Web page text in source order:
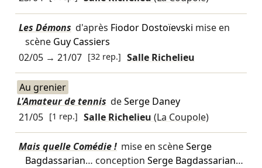
Les Démons d'après Fiodor Dostoïevski mise en
scène Guy Cassiers
02/05→ 21/07 [32 rep.] Salle Richelieu
Au grenier
L'Amateur de tennis deSerge Daney
21/05 [1 rep.] Salle Richelieu(La Coupole)
Mais quelle Comédie ! mise en scèneSerge
Bagdassarian… conception Serge Bagdassarian…